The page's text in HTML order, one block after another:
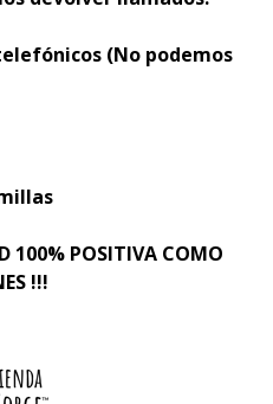
(No podemos
100% POSITIVA COMO
!!!